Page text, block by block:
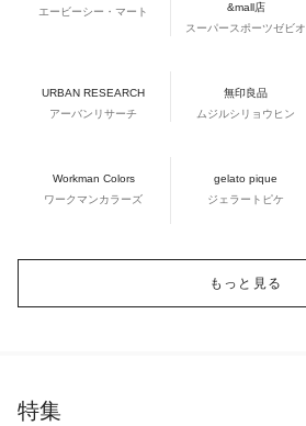
エービーシー・マート
&mall店
スーパースポーツゼビオ
URBAN RESEARCH
アーバンリサーチ
無印良品
ムジルシリョウヒン
Workman Colors
ワークマンカラーズ
gelato pique
ジェラートピケ
もっと見る
特集